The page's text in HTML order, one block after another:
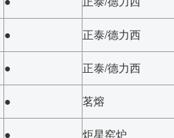
● 正泰/德力西
● 正泰/德力西
● 茗熔
● 炬星窑炉